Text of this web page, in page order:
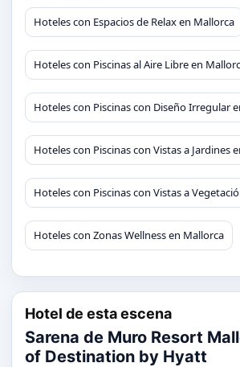
Hoteles con Espacios de Relax en Mallorca
Hoteles con Piscinas al Aire Libre en
Hoteles con Piscinas con Diseño Irregular
Hoteles con Piscinas con Vistas a Jardines
Hoteles con Piscinas con Vistas a
Hoteles con Zonas Wellness en Mallorca
Hotel de esta escena
Sarena de Muro Resort
of Destination by Hyatt